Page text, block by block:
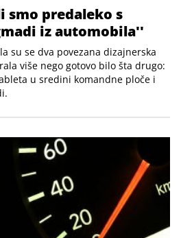
smo predaleko s
iz automobila''
su se dva povezana dizajnerska
više nego gotovo bilo šta drugo:
u sredini komandne ploče i